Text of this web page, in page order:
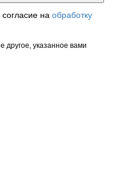
на обработку
другое, указанное вами